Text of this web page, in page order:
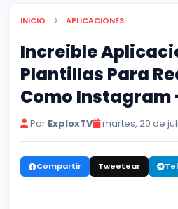
INICIO APLICACIONES
Increible
Plantillas Para
Como Instagram
Por ExploxTV martes, 20 de
Compartir Tweetear